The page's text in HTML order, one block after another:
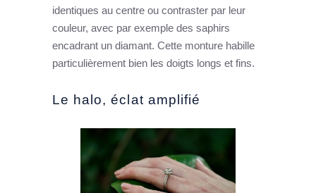
identiques au centre ou contraster par leur
couleur, avec par exemple des saphirs
encadrant un diamant. Cette monture habille
particulièrement bien les doigts longs et fins.
Le halo, éclat amplifié